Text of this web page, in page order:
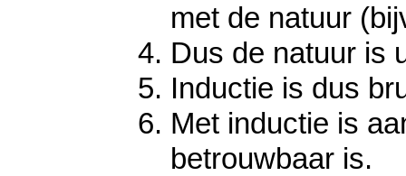
met de natuur
Dus de natuur is
Inductie is dus
Met inductie is
betrouwbaar is.